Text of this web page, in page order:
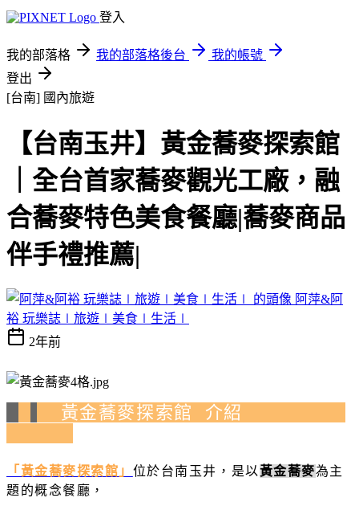
登入
我的部落格 我的部落格後台
我的帳號
登出
[台南] 國內旅遊
【台南玉井】黃金蕎麥探索館
｜全台首家蕎麥觀光工廠，融
合蕎麥特色美食餐廳|蕎麥商品
伴手禮推薦|
阿萍&阿
裕 玩樂誌∣旅遊∣美食∣生活∣
2年前
黃金蕎麥探索館 介紹
「黃金蕎麥探索館」 位於台南玉井，是以黃金蕎麥為主
題的概念餐廳，